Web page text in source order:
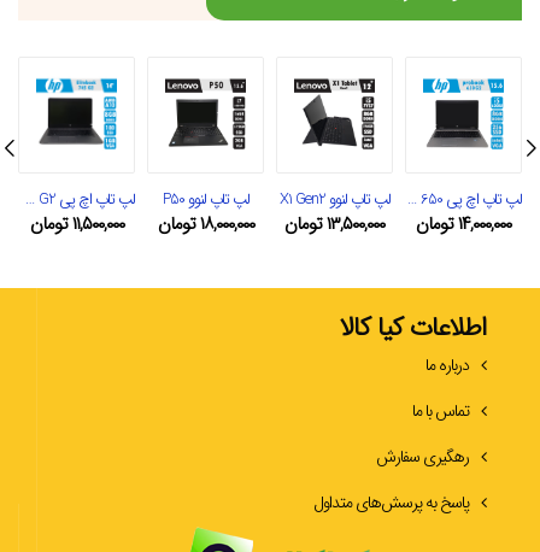
لپ تاپ اچ پی 650 G2
۱۴,۰۰۰,۰۰۰تومان
لپ تاپ لنوو X1 Gen2
۱۳,۵۰۰,۰۰۰تومان
لپ تاپ لنوو P50
۱۸,۰۰۰,۰۰۰تومان
لپ تاپ اچ پی Elitebook 745 G2
۱۱,۵۰۰,۰۰۰تومان
اطلاعات کیا کالا
درباره ما
تماس با ما
رهگیری سفارش
پاسخ به پرسش‌های متداول